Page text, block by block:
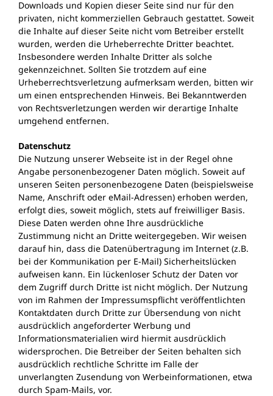
Downloads und Kopien dieser Seite sind nur für den
privaten, nicht kommerziellen Gebrauch gestattet. Soweit
die Inhalte auf dieser Seite nicht vom Betreiber erstellt
wurden, werden die Urheberrechte Dritter beachtet.
Insbesondere werden Inhalte Dritter als solche
gekennzeichnet. Sollten Sie trotzdem auf eine
Urheberrechtsverletzung aufmerksam werden, bitten wir
um einen entsprechenden Hinweis. Bei Bekanntwerden
von Rechtsverletzungen werden wir derartige Inhalte
umgehend entfernen.
Datenschutz
Die Nutzung unserer Webseite ist in der Regel ohne
Angabe personenbezogener Daten möglich. Soweit auf
unseren Seiten personenbezogene Daten (beispielsweise
Name, Anschrift oder eMail-Adressen) erhoben werden,
erfolgt dies, soweit möglich, stets auf freiwilliger Basis.
Diese Daten werden ohne Ihre ausdrückliche
Zustimmung nicht an Dritte weitergegeben. Wir weisen
darauf hin, dass die Datenübertragung im Internet (z.B.
bei der Kommunikation per E-Mail) Sicherheitslücken
aufweisen kann. Ein lückenloser Schutz der Daten vor
dem Zugriff durch Dritte ist nicht möglich. Der Nutzung
von im Rahmen der Impressumspflicht veröffentlichten
Kontaktdaten durch Dritte zur Übersendung von nicht
ausdrücklich angeforderter Werbung und
Informationsmaterialien wird hiermit ausdrücklich
widersprochen. Die Betreiber der Seiten behalten sich
ausdrücklich rechtliche Schritte im Falle der
unverlangten Zusendung von Werbeinformationen, etwa
durch Spam-Mails, vor.